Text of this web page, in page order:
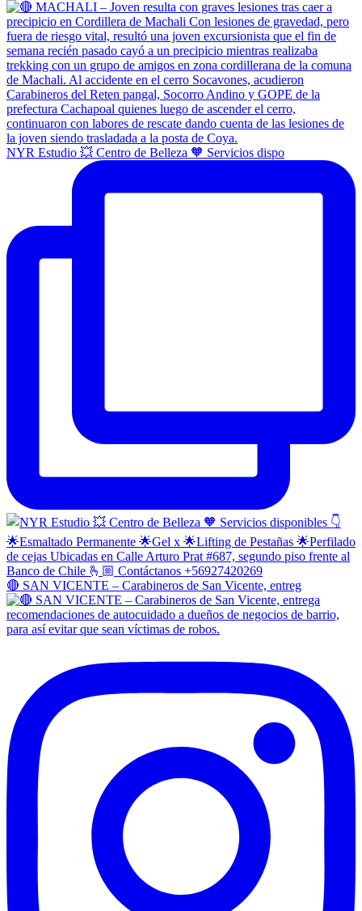
NYR Estudio 💥 Centro de Belleza 🧡 Servicios dispo
🔴 SAN VICENTE – Carabineros de San Vicente, entreg